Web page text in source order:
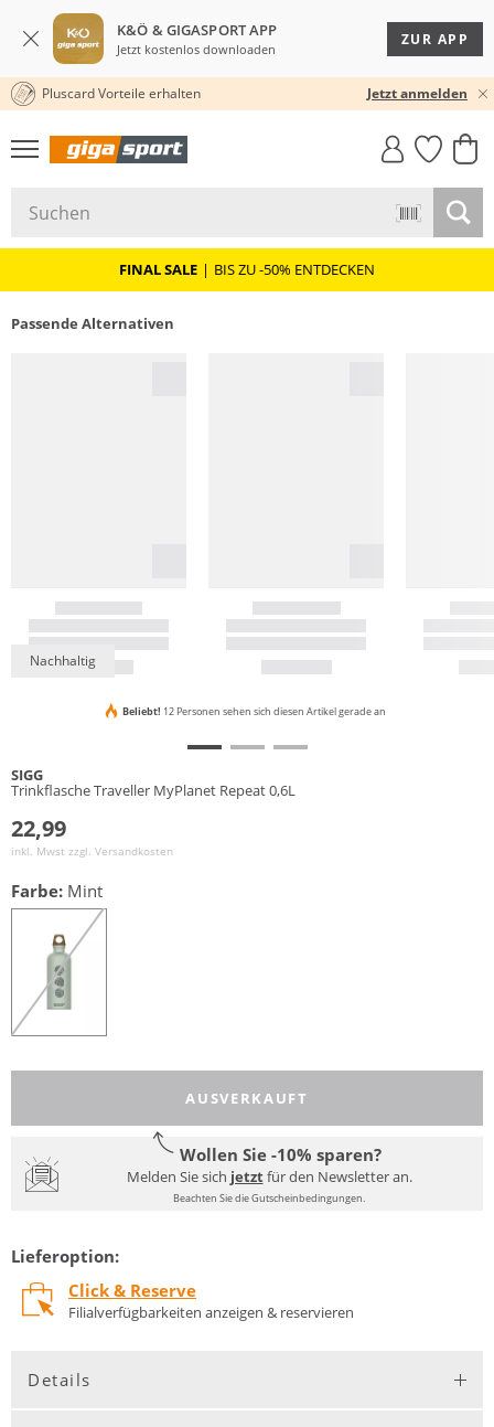
K&Ö & GIGASPORT APP
Jetzt kostenlos downloaden
ZUR APP
30 TAGE RÜCKGABERECHT
Pluscard Vorteile erhalten Jetzt anmelden
GIGASTYLE
FAHRRAD­
MUST-HAVE
FINAL SALE | BIS ZU -50% ENTDECKEN
Passende Alternativen
Nachhaltig
Beliebt! 12 Personen sehen sich diesen Artikel gerade an
SIGG
Trinkflasche Traveller MyPlanet Repeat 0,6L
22,99
inkl. Mwst zzgl. Versandkosten
Farbe: Mint
AUSVERKAUFT
Wollen Sie -10% sparen?
Melden Sie sich jetztfür den Newsletter an.
Beachten Sie die Gutscheinbedingungen.
Lieferoption:
Click & Reserve
Filialverfügbarkeiten anzeigen & reservieren
Details